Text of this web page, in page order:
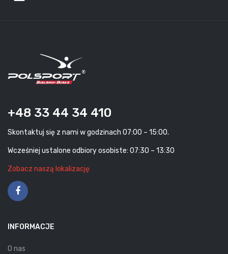
+48 33 44 34 410
Skontaktuj się z nami w godzinach 07:00 – 15:00.
Wcześniej ustalone odbiory osobiste: 07:30 – 13:30
Zobacz naszą lokalizację
INFORMACJE
O nas